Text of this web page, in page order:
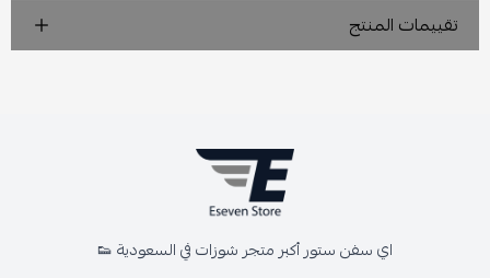
تقييمات المنتج
اي سفن ستور أكبر متجر شوزات في السعودية 👟